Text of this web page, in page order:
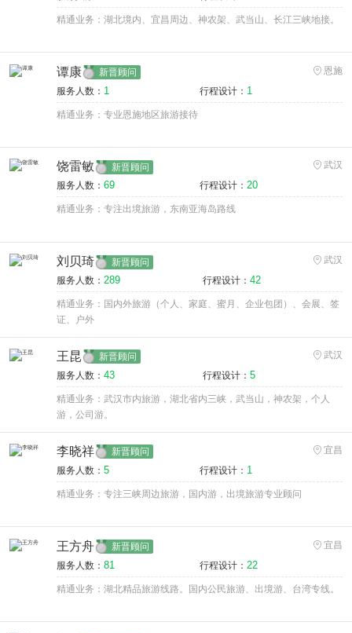
精通业务：湖北境内、宜昌周边、神农架、武当山、长江三峡地接。
谭康 新晋顾问
恩施
服务人数： 1 行程设计： 1
精通业务：专业恩施地区旅游接待
饶雷敏 新晋顾问
武汉
服务人数： 69 行程设计： 20
精通业务：专注出境旅游，东南亚海岛路线
刘贝琦 新晋顾问
武汉
服务人数： 289 行程设计： 42
精通业务：国内外旅游（个人、家庭、蜜月、企业包团）、会展、签
证、户外
王昆 新晋顾问
武汉
服务人数： 43 行程设计： 5
精通业务：武汉市内旅游，湖北省内三峡，武当山，神农架，个人
游，公司游。
李晓祥 新晋顾问
宜昌
服务人数： 5 行程设计： 1
精通业务：专注三峡周边旅游，国内游，出境旅游专业顾问
王方舟 新晋顾问
宜昌
服务人数： 81 行程设计： 22
精通业务：湖北精品旅游线路。国内公民旅游、出境游、台湾专线。